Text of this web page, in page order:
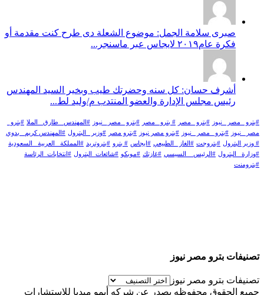
صبرى سلامة الجمل: موضوع الشعلة دى طرح كنت مقدمة أو
فكرة عام٢٠١٩ لايجاس عبر ماسنجر...
أشرف حسان: كل سنه وحضرتك طيب وبخير السيد المهندس
رئيس مجلس الإدارة والعضو المنتدب م/وليد لط...
#بترو _مصر _نيوز #بترو _مصر # بترو_ مصر #بترو _مصر_ نيوز #المهندس _طارق _الملا #بترو_
مصر_ نيوز
#بترو_ مصر _نيوز #بترو مصر نيوز #بترو مصر #وزير _البترول #المهندس كريم_ بدوي
# وزير البترول #بتروجت #الغاز _الطبيعي #ايجاس # بترو #بتروتريد #المملكة _العربية _السعودية
#وزارة _البترول #الرئيس _ السيسي #غازتك #موبكو #شائعات_البترول #انتخابات_الرئاسة
#بترومنت
تصنيفات بترو مصر نيوز
تصنيفات بترو مصر نيوز
جميع الحقوق محفوظه يصدر عن شركه أيمو ميديا للاستشارات